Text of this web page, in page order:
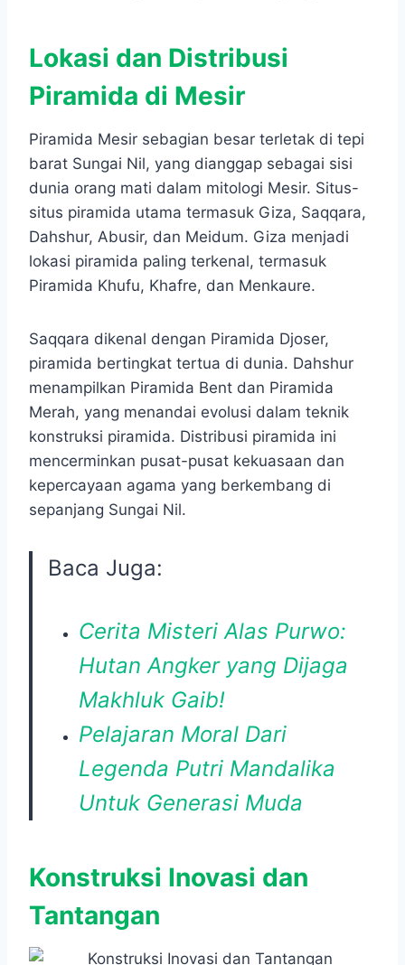
Lokasi dan Distribusi
Piramida di Mesir
Piramida Mesir sebagian besar terletak di tepi
barat Sungai Nil, yang dianggap sebagai sisi
dunia orang mati dalam mitologi Mesir. Situs-
situs piramida utama termasuk Giza, Saqqara,
Dahshur, Abusir, dan Meidum. Giza menjadi
lokasi piramida paling terkenal, termasuk
Piramida Khufu, Khafre, dan Menkaure.
Saqqara dikenal dengan Piramida Djoser,
piramida bertingkat tertua di dunia. Dahshur
menampilkan Piramida Bent dan Piramida
Merah, yang menandai evolusi dalam teknik
konstruksi piramida. Distribusi piramida ini
mencerminkan pusat-pusat kekuasaan dan
kepercayaan agama yang berkembang di
sepanjang Sungai Nil.
Baca Juga:
Cerita Misteri Alas Purwo:
Hutan Angker yang Dijaga
Makhluk Gaib!
Pelajaran Moral Dari
Legenda Putri Mandalika
Untuk Generasi Muda
Konstruksi Inovasi dan
Tantangan